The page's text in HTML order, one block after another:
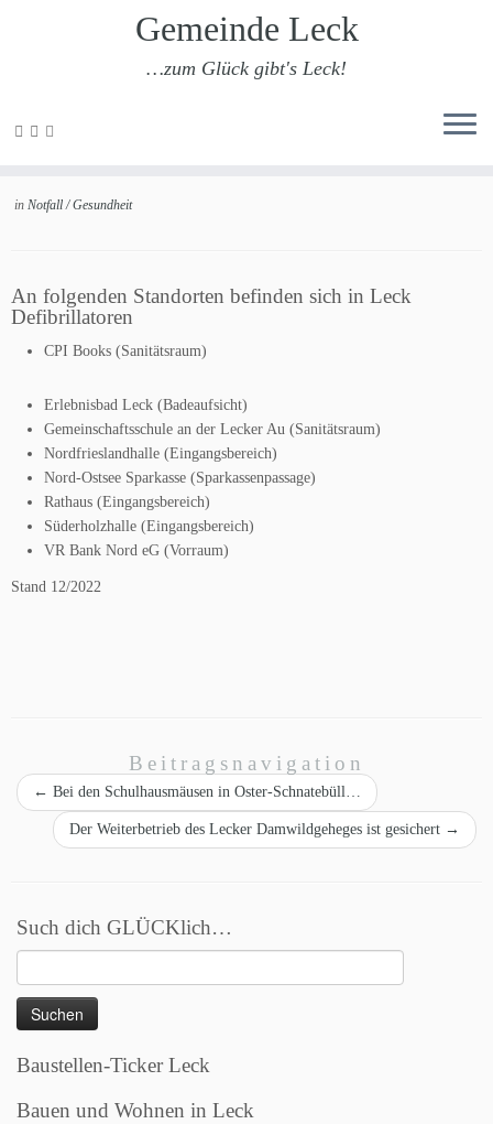
Zum
Gemeinde Leck
…zum Glück gibt's Leck!
in Notfall / Gesundheit
An folgenden Standorten befinden sich in Leck
Defibrillatoren
CPI Books (Sanitätsraum)
Erlebnisbad Leck (Badeaufsicht)
Gemeinschaftsschule an der Lecker Au (Sanitätsraum)
Nordfrieslandhalle (Eingangsbereich)
Nord-Ostsee Sparkasse (Sparkassenpassage)
Rathaus (Eingangsbereich)
Süderholzhalle (Eingangsbereich)
VR Bank Nord eG (Vorraum)
Stand 12/2022
Beitragsnavigation
← Bei den Schulhausmäusen in Oster-Schnatebüll…
Der Weiterbetrieb des Lecker Damwildgeheges ist gesichert →
Such dich GLÜCKlich…
nach:
Baustellen-Ticker Leck
Bauen und Wohnen in Leck